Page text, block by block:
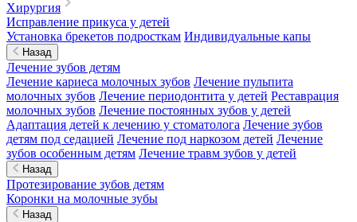
Хирургия
Исправление прикуса у детей
Установка брекетов подросткам Индивидуальные капы
Назад
Лечение зубов детям
Лечение кариеса молочных зубов Лечение пульпита
молочных зубов Лечение периодонтита у детей Реставрация
молочных зубов Лечение постоянных зубов у детей
Адаптация детей к лечению у стоматолога Лечение зубов
детям под седацией Лечение под наркозом детей Лечение
зубов особенным детям Лечение травм зубов у детей
Назад
Протезирование зубов детям
Коронки на молочные зубы
Назад